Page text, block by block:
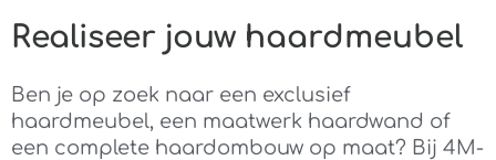
Realiseer jouw haardmeubel
Ben je op zoek naar een exclusief
haardmeubel, een maatwerk haardwand of
een complete haardombouw op maat? Bij 4M-